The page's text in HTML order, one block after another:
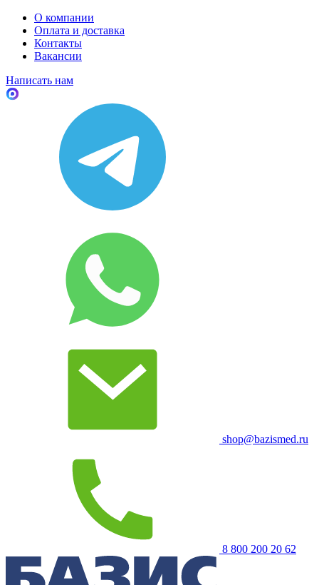
О компании
Оплата и доставка
Контакты
Вакансии
Написать нам
shop@bazismed.ru
8 800 200 20 62